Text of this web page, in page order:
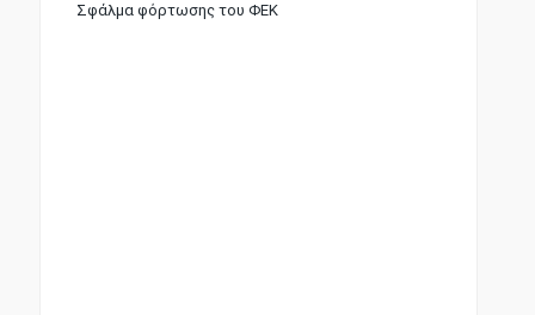
Σφάλμα φόρτωσης του ΦΕΚ